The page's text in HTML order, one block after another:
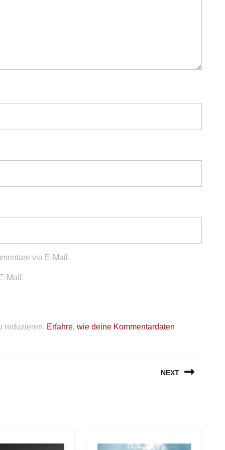
via E-Mail.
Mail.
reduzieren. Erfahre, wie deine Kommentardaten
NEXT